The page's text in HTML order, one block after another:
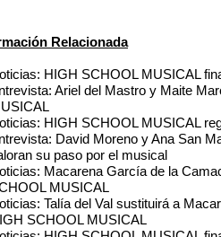
Relacionada
HIGH SCHOOL MUSICAL
Ariel del Mastro y Maite
HIGH SCHOOL MUSICAL
David Moreno y Ana San
su paso por el musical
Macarena García de la
MUSICAL
Talía del Val sustituirá a
SCHOOL MUSICAL